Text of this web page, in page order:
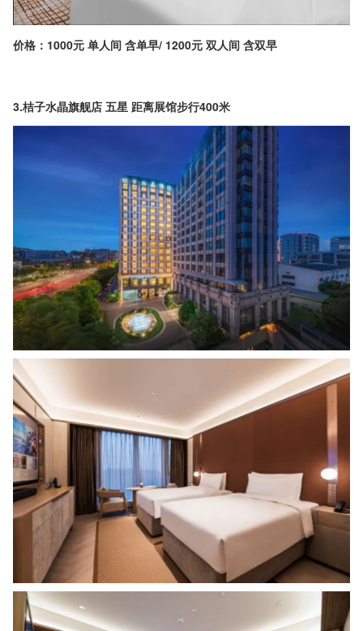
价格：1000元 单人间 含单早/ 1200元 双人间 含双早
3.桔子水晶旗舰店 五星 距离展馆步行400米